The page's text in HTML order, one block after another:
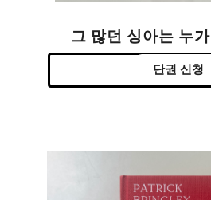
그 많던 싱아는 누
단권 신청